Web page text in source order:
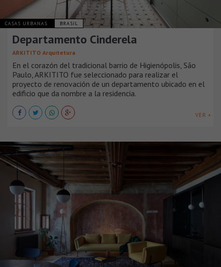
CASAS URBANAS BRASIL
Departamento Cinderela
ARKITITO Arquitetura
En el corazón del tradicional barrio de Higienópolis, São
Paulo, ARKITITO fue seleccionado para realizar el
proyecto de renovación de un departamento ubicado en el
edificio que da nombre a la residencia.
VER +